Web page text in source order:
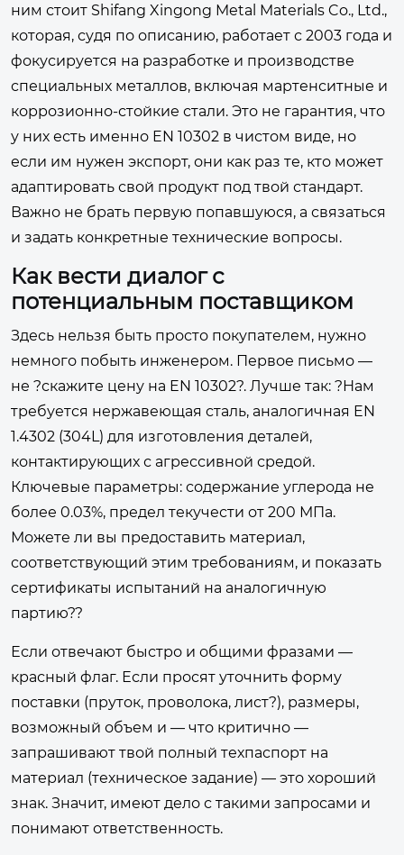
ним стоит Shifang Xingong Metal Materials Co., Ltd.,
которая, судя по описанию, работает с 2003 года и
фокусируется на разработке и производстве
специальных металлов, включая мартенситные и
коррозионно-стойкие стали. Это не гарантия, что
у них есть именно EN 10302 в чистом виде, но
если им нужен экспорт, они как раз те, кто может
адаптировать свой продукт под твой стандарт.
Важно не брать первую попавшуюся, а связаться
и задать конкретные технические вопросы.
Как вести диалог с
потенциальным поставщиком
Здесь нельзя быть просто покупателем, нужно
немного побыть инженером. Первое письмо —
не ?скажите цену на EN 10302?. Лучше так: ?Нам
требуется нержавеющая сталь, аналогичная EN
1.4302 (304L) для изготовления деталей,
контактирующих с агрессивной средой.
Ключевые параметры: содержание углерода не
более 0.03%, предел текучести от 200 МПа.
Можете ли вы предоставить материал,
соответствующий этим требованиям, и показать
сертификаты испытаний на аналогичную
партию??
Если отвечают быстро и общими фразами —
красный флаг. Если просят уточнить форму
поставки (пруток, проволока, лист?), размеры,
возможный объем и — что критично —
запрашивают твой полный техпаспорт на
материал (техническое задание) — это хороший
знак. Значит, имеют дело с такими запросами и
понимают ответственность.